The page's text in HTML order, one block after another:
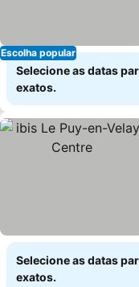
Escolha popular
Selecione as datas
exatos.
Selecione as datas
exatos.